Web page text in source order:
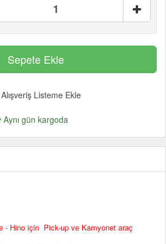
Listeme Ekle
Aynı gün kargoda
- Hino için Pick-up ve Kamyonet araç